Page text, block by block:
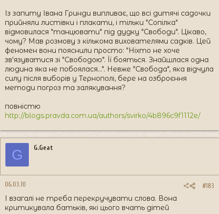
Із запиту Івана Гринди випливає, що всі дитячі садочки
прийняли листівки і плакати, і тільки "Сопілка"
відмовилася "танцювати" під дудку "Свободи". Цікаво,
чому? Мав розмову з кількома вихователями садків. Цей
феномен вони пояснили просто: "Ніхто не хоче
зв'язуватися зі "Свободою". Її бояться. Знайшлася одна
людина яка не побоялася...". Невже "Свобода", яка відчула
силу після виборів у Тернополі, бере на озброєння
методи погроз та залякування?
повністю
http://blogs.pravda.com.ua/authors/svirko/4b896c9f1112e/
G G.Geat
06.03.10 #183
І взагалі не треба перекручувати слова. Вона
критикувала батьків, які цього вчать дітей